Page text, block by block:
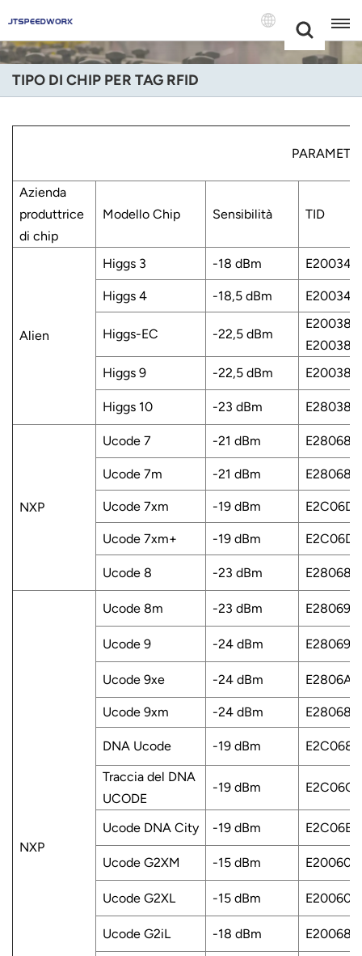
+86 -18681515767
English
Русский
Italiano
Español
Português
Nederland
عربي
日语
한국어
Ελληνικά
Melayu
Polski
แบบไทย
Tiếng Việt
Indonesia
magyar
TIPO DI CHIP PER TAG RFID
Azienda
produttrice
di chip
Modello Chip Sensibilità TID
Alien
Higgs 3 -18 dBm
Higgs 4 -18,5 dBm
Higgs-EC -22,5 dBm
E2003811
Higgs 9
-22,5 dBm
Higgs 10 -23 dBm
NXP
Ucode 7 -21 dBm
Ucode 7m -21 dBm E2806811
Ucode 7xm -19 dBm
Ucode 7xm+ -19 dBm
Ucode 8 -23 dBm
NXP
Ucode 8m -23 dBm
Ucode 9 -24 dBm
Ucode 9xe -24 dBm
Ucode 9xm -24 dBm
DNA Ucode -19 dBm
Traccia del DNA
UCODE
-19 dBm
Ucode DNA City -19 dBm
Ucode G2XM -15 dBm
Ucode G2XL -15 dBm
Ucode G2iL -18 dBm